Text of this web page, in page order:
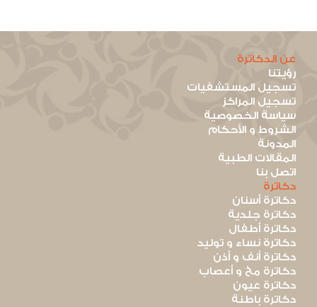
عن الدكاترة
رؤيتنا
تسجيل المستشفيات
تسجيل المراكز
سياسة الخصوصية
الشروط و الأحكام
المدونة
المقالات الطبية
اتصل بنا
دكاترة
دكاترة أسنان
دكاترة جلدية
دكاترة أطفال
دكاترة نساء و توليد
دكاترة أنف و أذن
دكاترة مخ و أعصاب
دكاترة عيون
دكاترة باطنة